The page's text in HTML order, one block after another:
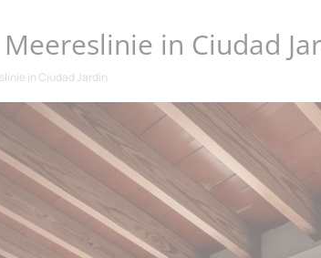
in Ciudad
in Ciudad Jardín